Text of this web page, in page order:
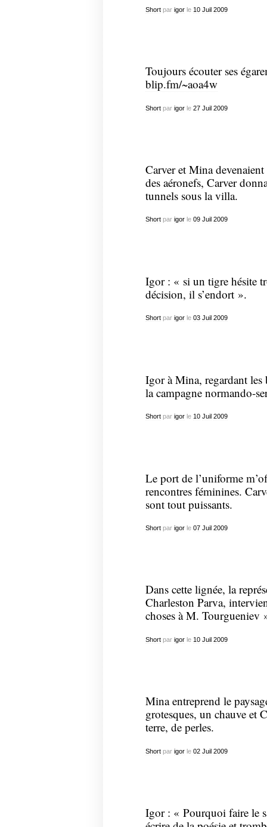
Shortpar igorle 10 Juil 2009
Toujours écouter ses
blip.fm/~aoa4w
Shortpar igorle 27 Juil 2009
Carver et Mina
des aéronefs, Carver
tunnels sous la villa.
Shortpar igorle 09 Juil 2009
Igor : « si un tigre hésite
décision, il s’endort ».
Shortpar igorle 03 Juil 2009
Igor à Mina, regardant les
la campagne normando-
Shortpar igorle 10 Juil 2009
Le port de l’uniforme
rencontres féminines.
sont tout puissants.
Shortpar igorle 07 Juil 2009
Dans cette lignée, la
Charleston Parva,
choses à M. Tourgueniev
Shortpar igorle 10 Juil 2009
Mina entreprend le
grotesques, un chauve et
terre, de perles.
Shortpar igorle 02 Juil 2009
Igor : « Pourquoi faire le